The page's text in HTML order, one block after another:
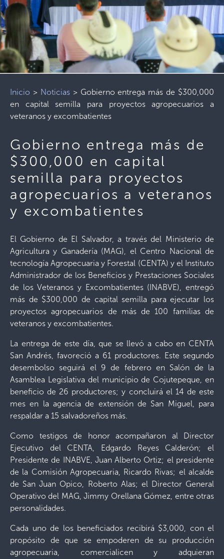
Inicio > Noticias> Gobierno entrega más de $300,000
en capital semilla para proyectos agropecuarios a
veteranos y excombatientes
Gobierno entrega más de
$300,000 en capital
semilla para proyectos
agropecuarios a veteranos
y excombatientes
El Gobierno de El Salvador, a través del Ministerio de
Agricultura y Ganadería (MAG), el Centro Nacional de
tecnología Agropecuaria y Forestal (CENTA) y el Instituto
Administrador de los Beneficios y Prestaciones Sociales
de los Veteranos y Excombatientes (INABVE), entregó
más de $300,000 de capital semilla para ejecutar los
proyectos agropecuarios de más de 100 familias de
veteranos y excombatientes.
La entrega de este día, que se llevó a cabo en CENTA
San Andrés, favoreció a 61 productores. Este segundo
desembolso seguirá el 9 de febrero en Salón de la
Asamblea Legislativa del municipio de Cojutepeque, en
beneficio de 26 productores; y concluirá el 14 de este
mes en la agencia de extensión de San Miguel, para
respaldar a 15 salvadoreños más.
Como testigos de honor acompañaron al Director
Ejecutivo del CENTA, Edgardo Reyes Calderón; el
Presidente de INABVE, Juan Alberto Ortiz; el presidente
de la Comisión Agropecuaria, Ricardo Rivas; el alcalde
de San Juan Opico, Roberto Alas; el Director General
Operativo del MAG, Jimmy Orellana Gómez, entre otras
personalidades.
Cada uno de los beneficiados recibirá $3,000, con el
propósito de que se empoderen de su producción
agropecuaria, comercialicen y adquieran